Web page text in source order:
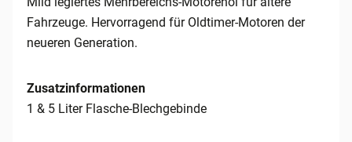
Fahrzeuge. Hervorragend für Oldtimer-Motoren der
neueren Generation.
Zusatzinformationen
1 & 5 Liter Flasche-Blechgebinde